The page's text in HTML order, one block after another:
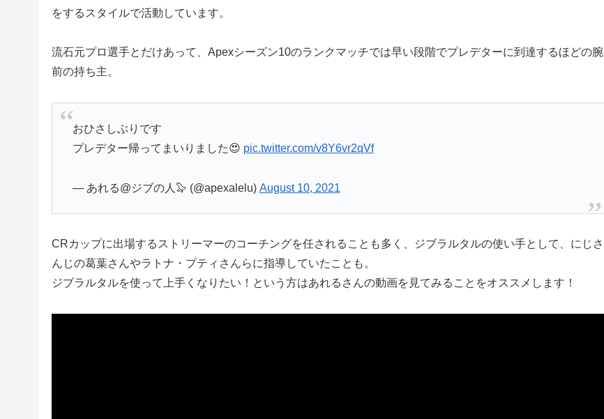
をするスタイルで活動しています。
流石元プロ選手とだけあって、Apexシーズン10のランクマッチでは早い段階でプレデターに到達するほどの腕
前の持ち主。
おひさしぶりです
プレデター帰ってまいりました😍 pic.twitter.com/v8Y6vr2qVf
— あれる@ジブの人🦭 (@apexalelu) August 10, 2021
CRカップに出場するストリーマーのコーチングを任されることも多く、ジブラルタルの使い手として、にじさ
んじの葛葉さんやラトナ・プティさんらに指導していたことも。
ジブラルタルを使って上手くなりたい！という方はあれるさんの動画を見てみることをオススメします！